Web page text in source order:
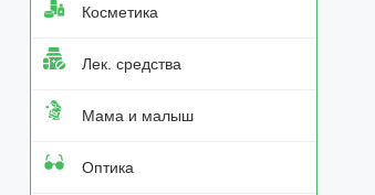
Косметика
Лек. средства
Мама и малыш
Оптика